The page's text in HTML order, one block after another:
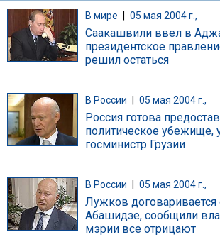
В мире 05 мая 2004 г.,
Саакашвили ввел в
президентское
решил остаться
В России 05 мая 2004 г.,
Россия готова
политическое убежище,
госминистр Грузии
В России 05 мая 2004 г.,
Лужков договаривается
Абашидзе, сообщили
мэрии все отрицают